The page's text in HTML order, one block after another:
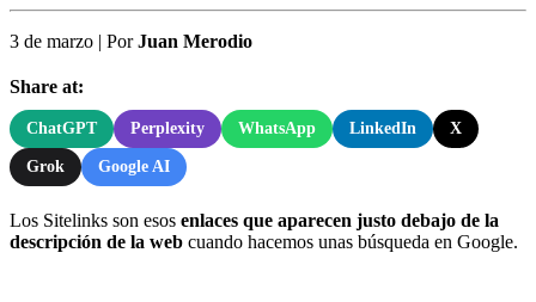
3 de marzo | PorJuan Merodio
Share at:
ChatGPT Perplexity WhatsApp LinkedIn X
Grok Google AI
Los Sitelinks son esos enlaces que aparecen justo debajo de la
descripción de la web cuando hacemos unas búsqueda en Google.